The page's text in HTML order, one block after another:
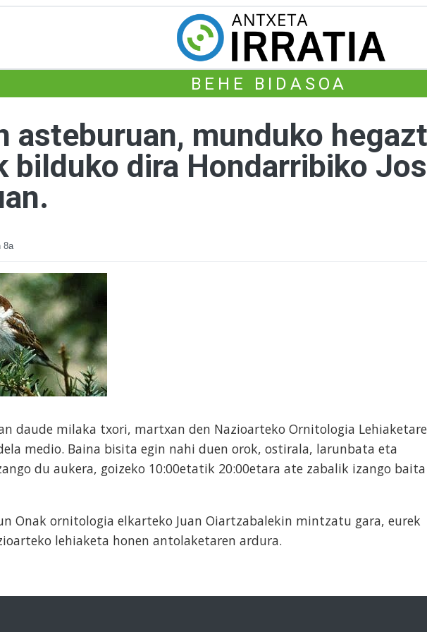
BEHE BIDASOA
asteburuan, munduko
bilduko dira Hondarribiko
8a
daude milaka txori, martxan den Nazioarteko Ornitologia
medio. Baina bisita egin nahi duen orok, ostirala, larunbata eta
du aukera, goizeko 10:00etatik 20:00etara ate zabalik izango baita
Onak ornitologia elkarteko Juan Oiartzabalekin mintzatu gara, eurek
lehiaketa honen antolaketaren ardura.